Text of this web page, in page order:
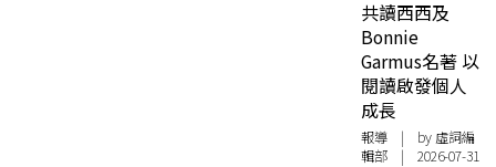
共讀西西及
Bonnie
Garmus名著 以
閱讀啟發個人
成長
報導 | by 虛詞編
輯部 | 2026-07-31